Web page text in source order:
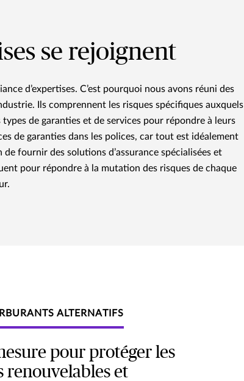
se rejoignent
d’expertises. C’est pourquoi nous avons réuni des
Ils comprennent les risques spécifiques auxquels
de garanties et de services pour répondre à leurs
de garanties dans les polices, car tout est idéalement
fournir des solutions d’assurance spécialisées et
pour répondre à la mutation des risques de chaque
ALTERNATIFS
pour protéger les
renouvelables et